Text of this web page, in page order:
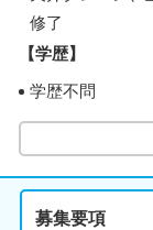
修了
【学歴】
学歴不問
募集要項